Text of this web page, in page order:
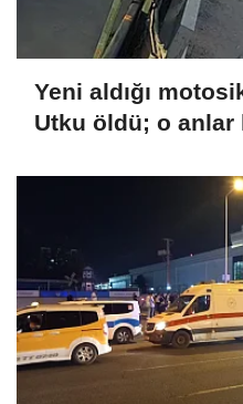
Yeni aldığı
Utku öldü; o anlar